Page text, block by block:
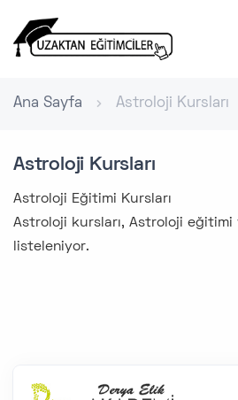
Ana Sayfa Astroloji Kursları
Astroloji Kursları
Astroloji Eğitimi Kursları
Astroloji kursları, Astroloji
listeleniyor.